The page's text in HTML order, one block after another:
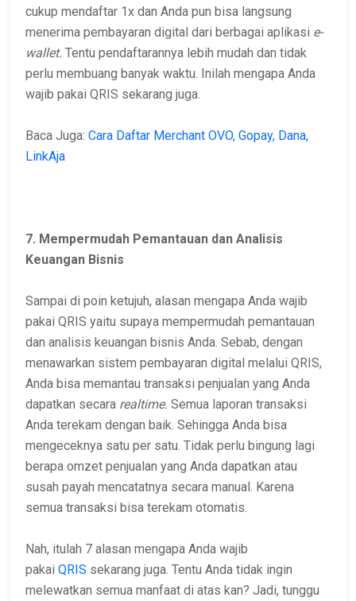
cukup mendaftar 1x dan Anda pun bisa langsung
menerima pembayaran digital dari berbagai aplikasi e-
wallet. Tentu pendaftarannya lebih mudah dan tidak
perlu membuang banyak waktu. Inilah mengapa Anda
wajib pakai QRIS sekarang juga.
Baca Juga: Cara Daftar Merchant OVO, Gopay, Dana,
LinkAja
7. Mempermudah Pemantauan dan Analisis
Keuangan Bisnis
Sampai di poin ketujuh, alasan mengapa Anda wajib
pakai QRIS yaitu supaya mempermudah pemantauan
dan analisis keuangan bisnis Anda. Sebab, dengan
menawarkan sistem pembayaran digital melalui QRIS,
Anda bisa memantau transaksi penjualan yang Anda
dapatkan secara realtime. Semua laporan transaksi
Anda terekam dengan baik. Sehingga Anda bisa
mengeceknya satu per satu. Tidak perlu bingung lagi
berapa omzet penjualan yang Anda dapatkan atau
susah payah mencatatnya secara manual. Karena
semua transaksi bisa terekam otomatis.
Nah, itulah 7 alasan mengapa Anda wajib
pakai QRIS sekarang juga. Tentu Anda tidak ingin
melewatkan semua manfaat di atas kan? Jadi, tunggu